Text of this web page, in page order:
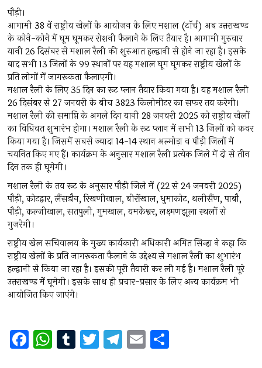
पौड़ी।
आगामी 38 वें राष्ट्रीय खेलों के आयोजन के लिए मशाल (टॉर्च) अब उत्तराखण्ड
के कोने-कोने में घूम घूमकर रोशनी फैलाने के लिए तैयार है। आगामी गुरुवार
यानी 26 दिसंबर से मशाल रैली की शुरुआत हल्द्वानी से होने जा रहा है। इसके
बाद सभी 13 जिलों के 99 स्थानों पर यह मशाल घूम घूमकर राष्ट्रीय खेलों के
प्रति लोगों में जागरूकता फैलाएगी।
मशाल रैली के लिए 35 दिन का रूट प्लान तैयार किया गया है। यह मशाल रैली
26 दिसंबर से 27 जनवरी के बीच 3823 किलोमीटर का सफर तय करेगी।
मशाल रैली की समाप्ति के अगले दिन यानी 28 जनवरी 2025 को राष्ट्रीय खेलों
का विधिवत शुभारंभ होगा। मशाल रैली के रूट प्लान में सभी 13 जिलों को कवर
किया गया है। जिसमें सबसे ज्यादा 14-14 स्थान अल्मोड़ा व पौड़ी जिलों में
चयनित किए गए हैं। कार्यक्रम के अनुसार मशाल रैली प्रत्येक जिले में दो से तीन
दिन तक ही घूमेगी।
मशाल रैली के तय रूट के अनुसार पौड़ी जिले में (22 से 24 जनवरी 2025)
पौड़ी, कोटद्वार, लैंसडौन, रिखणीखाल, बीरोंखाल, धुमाकोट, थलीसैंण, पाबौ,
पौड़ी, कल्जीखाल, सतपुली, गुमखाल, यमकेेश्वर, लक्ष्मणझूला स्थलों से
गुजरेगी।
राष्ट्रीय खेल सचिवालय के मुख्य कार्यकारी अधिकारी अमित सिन्हा ने कहा कि
राष्ट्रीय खेलों के प्रति जागरूकता फैलाने के उद्देश्य से मशाल रैली का शुभारंभ
हल्द्वानी से किया जा रहा है। इसकी पूरी तैयारी कर ली गई है। मशाल रैली पूरे
उत्तराखण्ड मेें घूमेगी। इसके साथ ही प्रचार-प्रसार केे लिए अन्य कार्यक्रम भी
आयोजित किए जाएंगे।
F
a
W
h
T
u
T
wi
T
el
E
m